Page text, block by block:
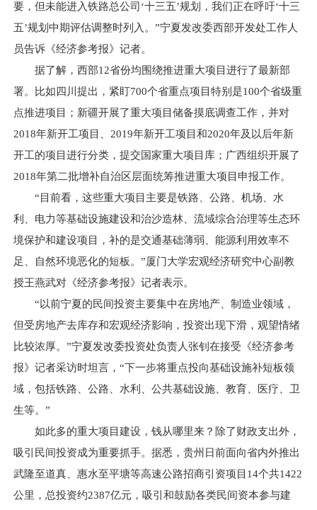
要，但未能进入铁路总公司‘十三五’规划，我们正在呼吁‘十三
五’规划中期评估调整时列入。”宁夏发改委西部开发处工作人
员告诉《经济参考报》记者。
据了解，西部12省份均围绕推进重大项目进行了最新部
署。比如四川提出，紧盯700个省重点项目特别是100个省级重
点推进项目；新疆开展了重大项目储备摸底调查工作，并对
2018年新开工项目、2019年新开工项目和2020年及以后年新
开工的项目进行分类，提交国家重大项目库；广西组织开展了
2018年第二批增补自治区层面统筹推进重大项目申报工作。
“目前看，这些重大项目主要是铁路、公路、机场、水
利、电力等基础设施建设和治沙造林、流域综合治理等生态环
境保护和建设项目，补的是交通基础薄弱、能源利用效率不
足、自然环境恶化的短板。”厦门大学宏观经济研究中心副教
授王燕武对《经济参考报》记者表示。
“以前宁夏的民间投资主要集中在房地产、制造业领域，
但受房地产去库存和宏观经济影响，投资出现下滑，观望情绪
比较浓厚。”宁夏发改委投资处负责人张钊在接受《经济参考
报》记者采访时坦言，“下一步将重点投向基础设施补短板领
域，包括铁路、公路、水利、公共基础设施、教育、医疗、卫
生等。”
如此多的重大项目建设，钱从哪里来？除了财政支出外，
吸引民间投资成为重要抓手。据悉，贵州日前面向省内外推出
武隆至道真、惠水至平塘等高速公路招商引资项目14个共1422
公里，总投资约2387亿元，吸引和鼓励各类民间资本参与建